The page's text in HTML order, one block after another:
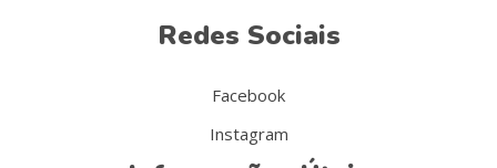
Redes Sociais
Facebook
Instagram